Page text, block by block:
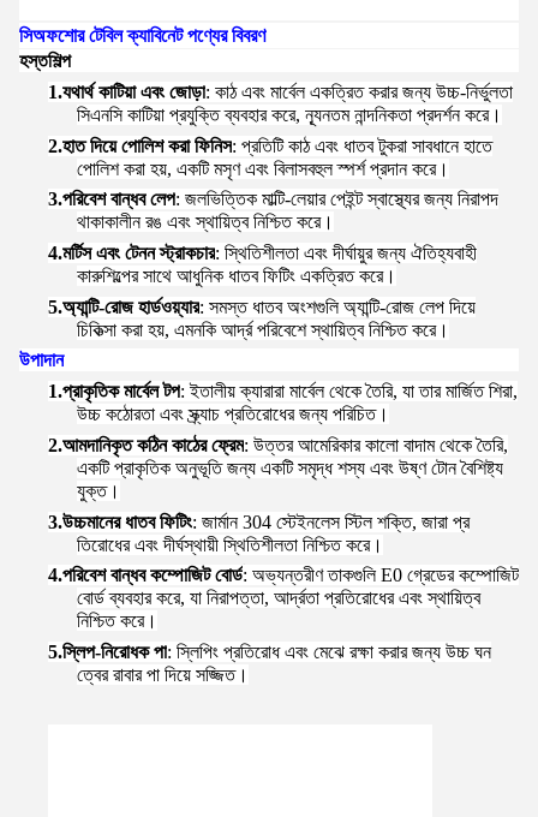
সিঅফশোর টেবিল ক্যাবিনেট পণ্যের বিবরণ
হস্তশিল্প
1.যথার্থ কাটিয়া এবং জোড়া: কাঠ এবং মার্বেল একত্রিত করার জন্য উচ্চ-নির্ভুলতা
সিএনসি কাটিয়া প্রযুক্তি ব্যবহার করে, ন্যূনতম নান্দনিকতা প্রদর্শন করে।
2.হাত দিয়ে পোলিশ করা ফিনিস: প্রতিটি কাঠ এবং ধাতব টুকরা সাবধানে হাতে
পোলিশ করা হয়, একটি মসৃণ এবং বিলাসবহুল স্পর্শ প্রদান করে।
3.পরিবেশ বান্ধব লেপ: জলভিত্তিক মাল্টি-লেয়ার পেইন্ট স্বাস্থ্যের জন্য নিরাপদ
থাকাকালীন রঙ এবং স্থায়িত্ব নিশ্চিত করে।
4.মর্টিস এবং টেনন স্ট্রাকচার: স্থিতিশীলতা এবং দীর্ঘায়ুর জন্য ঐতিহ্যবাহী
কারুশিল্পের সাথে আধুনিক ধাতব ফিটিং একত্রিত করে।
5.অ্যান্টি-রোজ হার্ডওয়্যার: সমস্ত ধাতব অংশগুলি অ্যান্টি-রোজ লেপ দিয়ে
চিকিত্সা করা হয়, এমনকি আর্দ্র পরিবেশে স্থায়িত্ব নিশ্চিত করে।
উপাদান
1.প্রাকৃতিক মার্বেল টপ: ইতালীয় ক্যারারা মার্বেল থেকে তৈরি, যা তার মার্জিত শিরা,
উচ্চ কঠোরতা এবং স্ক্র্যাচ প্রতিরোধের জন্য পরিচিত।
2.আমদানিকৃত কঠিন কাঠের ফ্রেম: উত্তর আমেরিকার কালো বাদাম থেকে তৈরি,
একটি প্রাকৃতিক অনুভূতি জন্য একটি সমৃদ্ধ শস্য এবং উষ্ণ টোন বৈশিষ্ট্য
যুক্ত।
3.উচ্চমানের ধাতব ফিটিং: জার্মান 304 স্টেইনলেস স্টিল শক্তি, জারা প্র
তিরোধের এবং দীর্ঘস্থায়ী স্থিতিশীলতা নিশ্চিত করে।
4.পরিবেশ বান্ধব কম্পোজিট বোর্ড: অভ্যন্তরীণ তাকগুলি E0 গ্রেডের কম্পোজিট
বোর্ড ব্যবহার করে, যা নিরাপত্তা, আর্দ্রতা প্রতিরোধের এবং স্থায়িত্ব
নিশ্চিত করে।
5.স্লিপ-নিরোধক পা: স্লিপিং প্রতিরোধ এবং মেঝে রক্ষা করার জন্য উচ্চ ঘন
ত্বের রাবার পা দিয়ে সজ্জিত।